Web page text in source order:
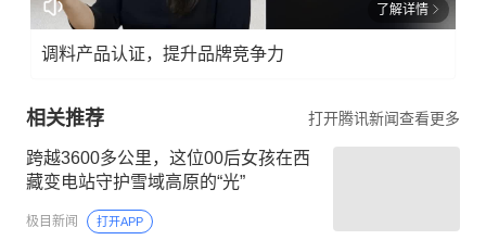
了解详情
调料产品认证，提升品牌竞争力
相关推荐 打开腾讯新闻查看更多
跨越3600多公里，这位00后女孩在西
藏变电站守护雪域高原的“光”
极目新闻 打开APP